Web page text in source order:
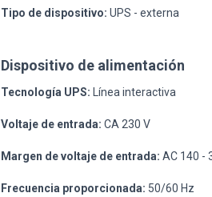
Tipo de dispositivo: UPS - externa
Dispositivo de alimentación
Tecnología UPS: Línea interactiva
Voltaje de entrada: CA 230 V
Margen de voltaje de entrada: AC 140 -
Frecuencia proporcionada: 50/60 Hz